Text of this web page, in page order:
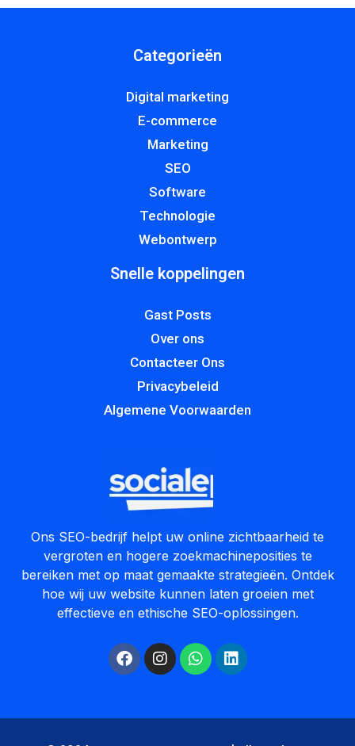
Categorieën
Digital marketing
E-commerce
Marketing
SEO
Software
Technologie
Webontwerp
Snelle koppelingen
Gast Posts
Over ons
Contacteer Ons
Privacybeleid
Algemene Voorwaarden
Ons SEO-bedrijf helpt uw online zichtbaarheid te
vergroten en hogere zoekmachineposities te
bereiken met op maat gemaakte strategieën. Ontdek
hoe wij uw website kunnen laten groeien met
effectieve en ethische SEO-oplossingen.